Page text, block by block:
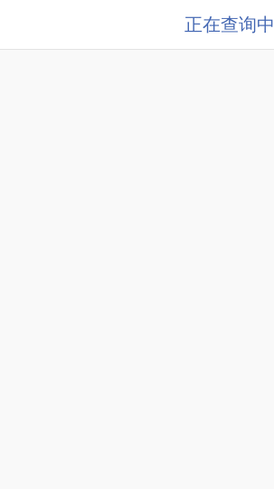
正在查询中